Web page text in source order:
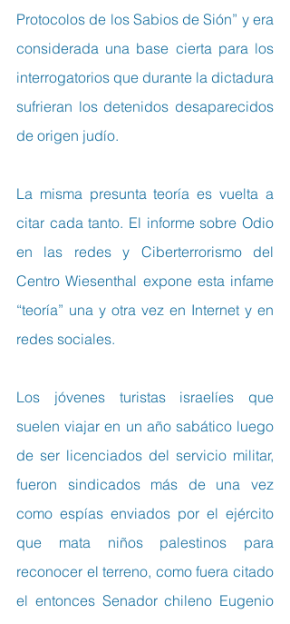
Protocolos de los Sabios de Sión” y era
considerada una base cierta para los
interrogatorios que durante la dictadura
sufrieran los detenidos desaparecidos
de origen judío.
La misma presunta teoría es vuelta a
citar cada tanto. El informe sobre Odio
en las redes y Ciberterrorismo del
Centro Wiesenthal expone esta infame
“teoría” una y otra vez en Internet y en
redes sociales.
Los jóvenes turistas israelíes que
suelen viajar en un año sabático luego
de ser licenciados del servicio militar,
fueron sindicados más de una vez
como espías enviados por el ejército
que mata niños palestinos para
reconocer el terreno, como fuera citado
el entonces Senador chileno Eugenio